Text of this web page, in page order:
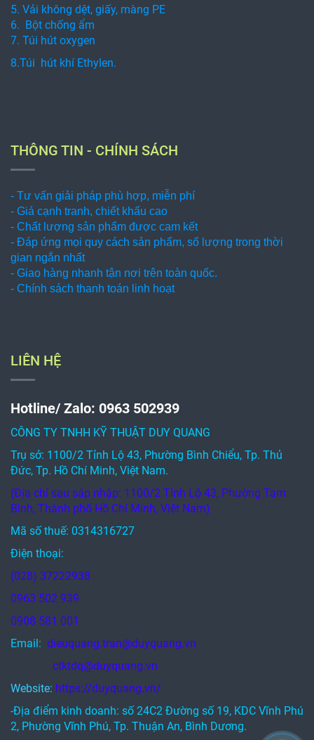
5. Vải không dệt, giấy, màng PE
6. Bột chống ẩm
7. Túi hút oxygen
8.Túi hút khí Ethylen.
THÔNG TIN - CHÍNH SÁCH
- Tư vấn giải pháp phù hợp, miễn phí
- Giá cạnh tranh, chiết khấu cao
- Chất lượng sản phẩm được cam kết
- Đáp ứng mọi quy cách sản phẩm, số lượng trong thời
gian ngắn nhất
- Giao hàng nhanh tận nơi trên toàn quốc.
- Chính sách thanh toán linh hoạt
LIÊN HỆ
Hotline/ Zalo: 0963 502939
CÔNG TY TNHH KỸ THUẬT DUY QUANG
Trụ sở: 1100/2 Tỉnh Lộ 43, Phường Bình Chiểu, Tp. Thủ
Đức, Tp. Hồ Chí Minh, Việt Nam.
(Địa chỉ sau sáp nhập: 1100/2 Tỉnh Lộ 43, Phường Tam
Bình, Thành phố Hồ Chí Minh, Việt Nam)
Mã số thuế: 0314316727
Điện thoại:
(028) 37222938
0963 502 939
0908 581 001
Email: dieuquang.tran@duyquang.vn
ctktdq@duyquang.vn
Website: https://duyquang.vn/
-Địa điểm kinh doanh: số 24C2 Đường số 19, KDC Vĩnh Phú
2, Phường Vĩnh Phú, Tp. Thuận An, Bình Dương.